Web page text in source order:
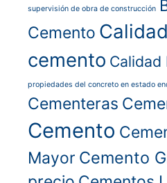
supervisión de obra de construcción
Cemento
cemento Calidad
propiedades del concreto en estado
Cementeras
Cemento
Mayor Cemento